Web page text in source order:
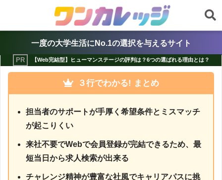
一度の大学生活にNo.1の選択を与えるサイト
【Web完結型】ヒューマンステージの評判は？6つの選ばれる理由とは？
３行でわかる! まとめ
担当者のサポートが手厚く希望条件とミスマッチ
が起こりくい
来社不要でWebで会員登録が完結できるため、最
短当日から求人検索が出来る
チャレンジ精神が豊富な社風でキャリアパスに挑